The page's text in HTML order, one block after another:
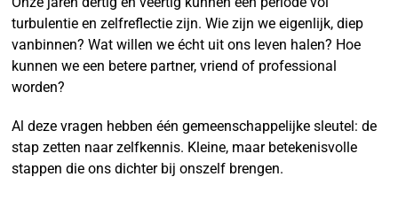
turbulentie en zelfreflectie zijn. Wie zijn we eigenlijk, diep
vanbinnen? Wat willen we écht uit ons leven halen? Hoe
kunnen we een betere partner, vriend of professional
worden?
Al deze vragen hebben één gemeenschappelijke sleutel: de
stap zetten naar zelfkennis. Kleine, maar betekenisvolle
stappen die ons dichter bij onszelf brengen.